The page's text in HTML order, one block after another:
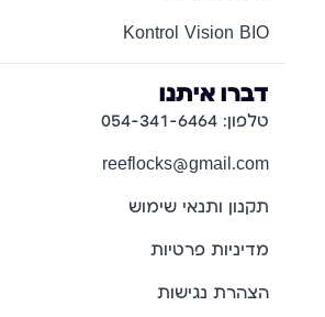
Kontrol Vision BIO
דברו איתנו
טלפון: 054-341-6464
reeflocks@gmail.com
תקנון ותנאי שימוש
מדיניות פרטיות
הצהרת נגישות